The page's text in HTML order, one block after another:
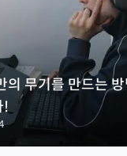
의 무기를 만드는
!